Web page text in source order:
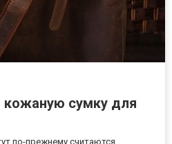
кожаную сумку для
по-прежнему считаются